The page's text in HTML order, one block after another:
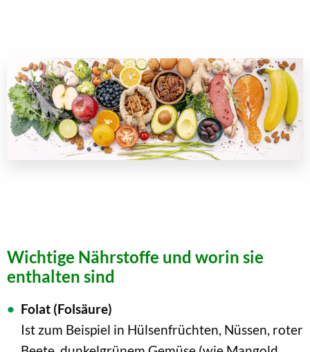
Wichtige Nährstoffe und worin sie
enthalten sind
Folat (Folsäure)
Ist zum Beispiel in Hülsenfrüchten, Nüssen, roter